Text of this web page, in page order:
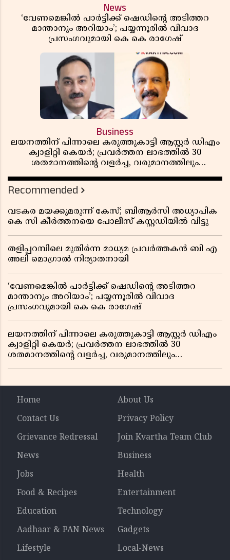
News
‘വേണമെങ്കിൽ പാർട്ടിക്ക് ഷെഡിൻ്റെ അടിത്തറ
മാന്താനും അറിയാം’; പയ്യന്നൂരിൽ വിവാദ
പ്രസംഗവുമായി കെ കെ രാഗേഷ്
Business
ലയനത്തിന് പിന്നാലെ കരുത്തുകാട്ടി ആസ്റ്റർ ഡിഎം
ക്വാളിറ്റി കെയർ; പ്രവർത്തന ലാഭത്തിൽ 30
ശതമാനത്തിൻ്റെ വളർച്ച, വരുമാനത്തിലും
റിപ്പോർട്ട് പുറത്ത്
Recommended
വടകര മയക്കുമരുന്ന് കേസ്; ബിആർസി അധ്യാപിക
കെ സി കീർത്തനയെ പോലീസ് കസ്റ്റഡിയിൽ വിട്ടു
തളിപ്പറമ്പിലെ മുതിർന്ന മാധ്യമ പ്രവർത്തകൻ ബി എ
അലി മൊഗ്രാൽ നിര്യാതനായി
‘വേണമെങ്കിൽ പാർട്ടിക്ക് ഷെഡിൻ്റെ അടിത്തറ
മാന്താനും അറിയാം’; പയ്യന്നൂരിൽ വിവാദ
പ്രസംഗവുമായി കെ കെ രാഗേഷ്
ലയനത്തിന് പിന്നാലെ കരുത്തുകാട്ടി ആസ്റ്റർ ഡിഎം
ക്വാളിറ്റി കെയർ; പ്രവർത്തന ലാഭത്തിൽ 30
ശതമാനത്തിൻ്റെ വളർച്ച, വരുമാനത്തിലും
Home
About Us
Contact Us
Privacy Policy
Grievance Redressal
Join Kvartha Team Club
News
Business
Jobs
Health
Food & Recipes
Entertainment
Education
Technology
Aadhaar & PAN News
Gadgets
Lifestyle
Local-News